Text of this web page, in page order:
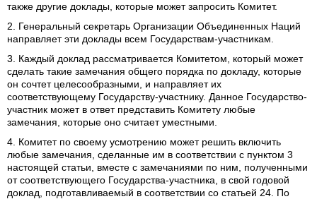
также другие доклады, которые может запросить Комитет.
2. Генеральный секретарь Организации Объединенных Наций
направляет эти доклады всем Государствам-участникам.
3. Каждый доклад рассматривается Комитетом, который может
сделать такие замечания общего порядка по докладу, которые
он сочтет целесообразными, и направляет их
соответствующему Государству-участнику. Данное Государство-
участник может в ответ представить Комитету любые
замечания, которые оно считает уместными.
4. Комитет по своему усмотрению может решить включить
любые замечания, сделанные им в соответствии с пунктом 3
настоящей статьи, вместе с замечаниями по ним, полученными
от соответствующего Государства-участника, в свой годовой
доклад, подготавливаемый в соответствии со статьей 24. По